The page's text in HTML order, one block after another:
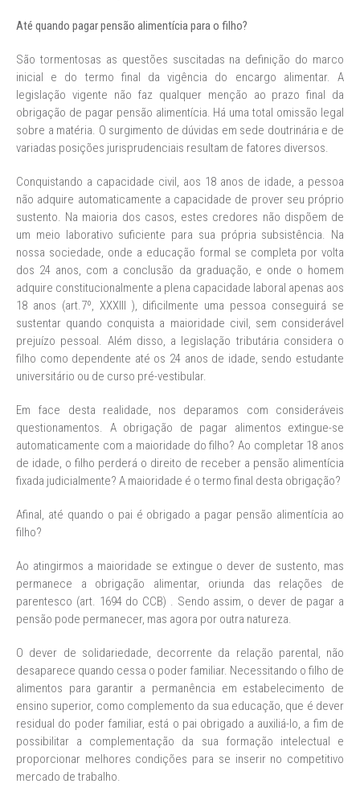
Até quando pagar pensão alimentícia para o filho?
São tormentosas as questões suscitadas na definição do marco
inicial e do termo final da vigência do encargo alimentar. A
legislação vigente não faz qualquer menção ao prazo final da
obrigação de pagar pensão alimentícia. Há uma total omissão legal
sobre a matéria. O surgimento de dúvidas em sede doutrinária e de
variadas posições jurisprudenciais resultam de fatores diversos.
Conquistando a capacidade civil, aos 18 anos de idade, a pessoa
não adquire automaticamente a capacidade de prover seu próprio
sustento. Na maioria dos casos, estes credores não dispõem de
um meio laborativo suficiente para sua própria subsistência. Na
nossa sociedade, onde a educação formal se completa por volta
dos 24 anos, com a conclusão da graduação, e onde o homem
adquire constitucionalmente a plena capacidade laboral apenas aos
18 anos (art.7º, XXXIII ), dificilmente uma pessoa conseguirá se
sustentar quando conquista a maioridade civil, sem considerável
prejuízo pessoal. Além disso, a legislação tributária considera o
filho como dependente até os 24 anos de idade, sendo estudante
universitário ou de curso pré-vestibular.
Em face desta realidade, nos deparamos com consideráveis
questionamentos. A obrigação de pagar alimentos extingue-se
automaticamente com a maioridade do filho? Ao completar 18 anos
de idade, o filho perderá o direito de receber a pensão alimentícia
fixada judicialmente? A maioridade é o termo final desta obrigação?
Afinal, até quando o pai é obrigado a pagar pensão alimentícia ao
filho?
Ao atingirmos a maioridade se extingue o dever de sustento, mas
permanece a obrigação alimentar, oriunda das relações de
parentesco (art. 1694 do CCB) . Sendo assim, o dever de pagar a
pensão pode permanecer, mas agora por outra natureza.
O dever de solidariedade, decorrente da relação parental, não
desaparece quando cessa o poder familiar. Necessitando o filho de
alimentos para garantir a permanência em estabelecimento de
ensino superior, como complemento da sua educação, que é dever
residual do poder familiar, está o pai obrigado a auxiliá-lo, a fim de
possibilitar a complementação da sua formação intelectual e
proporcionar melhores condições para se inserir no competitivo
mercado de trabalho.